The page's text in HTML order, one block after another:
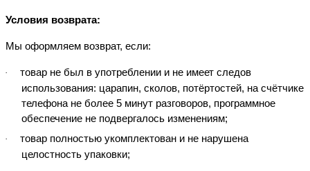
Условия возврата:
Мы оформляем возврат, если:
·
товар не был в употреблении и не имеет следов
использования: царапин, сколов, потёртостей, на счётчике
телефона не более 5 минут разговоров, программное
обеспечение не подвергалось изменениям;
·
товар полностью укомплектован и не нарушена
целостность упаковки;